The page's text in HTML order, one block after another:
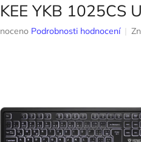
YKB 1025CS
Podrobnosti hodnocení